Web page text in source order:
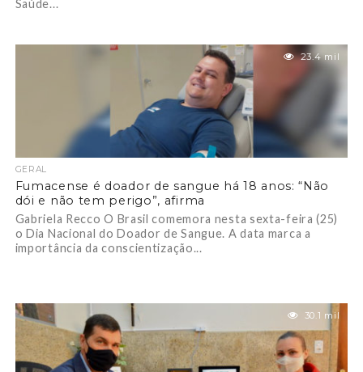
Saúde...
23.4 mil
GERAL
Fumacense é doador de sangue há 18 anos: “Não
dói e não tem perigo”, afirma
Gabriela Recco O Brasil comemora nesta sexta-feira (25)
o Dia Nacional do Doador de Sangue. A data marca a
importância da conscientização...
30.1 mil